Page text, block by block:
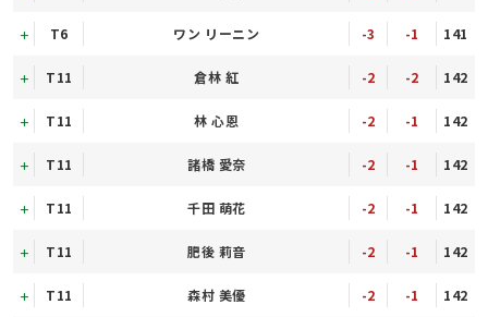
T6 ワン リーニン -3 -1 141
T11 倉林 紅 -2 -2 142
T11 林 心恩 -2 -1 142
T11 諸橋 愛奈 -2 -1 142
T11 千田 萌花 -2 -1 142
T11 肥後 莉音 -2 -1 142
T11 森村 美優 -2 -1 142